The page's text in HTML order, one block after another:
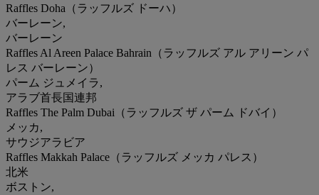
Raffles Doha（ラッフルズ ドーハ）
バーレーン,
バーレーン
Raffles Al Areen Palace Bahrain（ラッフルズ アル アリーン パ
レス バーレーン）
パーム ジュメイラ,
アラブ首長国連邦
Raffles The Palm Dubai（ラッフルズ ザ パーム ドバイ）
メッカ,
サウジアラビア
Raffles Makkah Palace（ラッフルズ メッカ パレス）
北米
ボストン,